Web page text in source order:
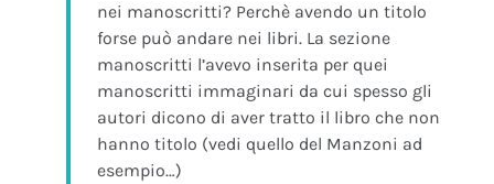
nei manoscritti? Perchè avendo un titolo
forse può andare nei libri. La sezione
manoscritti l’avevo inserita per quei
manoscritti immaginari da cui spesso gli
autori dicono di aver tratto il libro che non
hanno titolo (vedi quello del Manzoni ad
esempio…)